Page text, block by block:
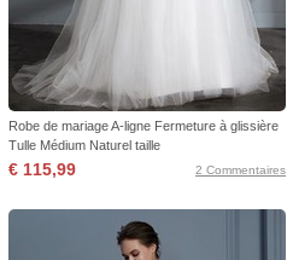
Robe de mariage A-ligne Fermeture à glissière
Tulle Médium Naturel taille
€ 115,99 2 Commentaires